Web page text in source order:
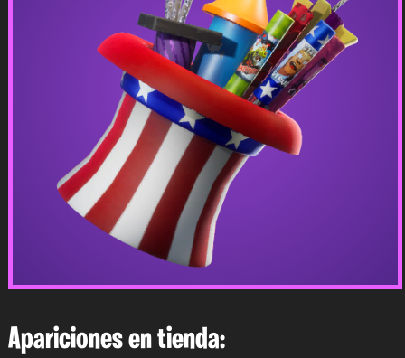
Apariciones en tienda: